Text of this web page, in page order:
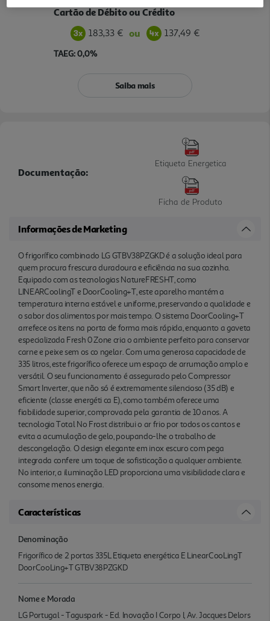
Cartão de Débito ou Crédito
183,33 € ou 137,49 €
TAEG: 0,0%
Saiba mais
Documentação:
Etiqueta Energetica
Ficha de Produto
Informações de Marketing
O frigorífico combinado LG GTBV38PZGKD é a solução ideal para
quem procura frescura duradoura e eficiência na sua cozinha.
Equipado com as tecnologias NatureFRESHT, como
LINEARCoolingT e DoorCooling+T, este aparelho mantém a
temperatura interna estável e uniforme, preservando a qualidade e
o sabor dos alimentos por mais tempo. O sistema DoorCooling+T
arrefece os itens na porta de forma mais rápida, enquanto a gaveta
especializada Fresh 0 Zone cria o ambiente perfeito para conservar
carne e peixe sem os co ngelar. Com uma generosa capacidade de
335 litros, este frigorífico oferece um espaço de arrumação amplo e
versátil. O seu funcionamento é assegurado pelo Compressor
Smart Inverter, que não só é extremamente silencioso (35 dB) e
eficiente (classe energéti ca E), como também oferece uma
fiabilidade superior, comprovada pela garantia de 10 anos. A
tecnologia Total No Frost distribui o ar frio por todos os cantos e
evita a acumulação de gelo, poupando-lhe o trabalho de
descongelação. O design elegante em inox escuro com pega
integrada confere um toque de sofisticação a qualquer ambiente.
No interior, a iluminação LED proporciona uma visibilidade clara e
consome menos energia.
Características
Denominação
Frigorífico de 2 portas 335L Etiqueta energética E LinearCooLingT
DoorCooLing+T GTBV38PZGKD
Nome e Morada
LG Portugal - Taguspark - Ed. Inovação I Corpo I, Av. Jacques Delors